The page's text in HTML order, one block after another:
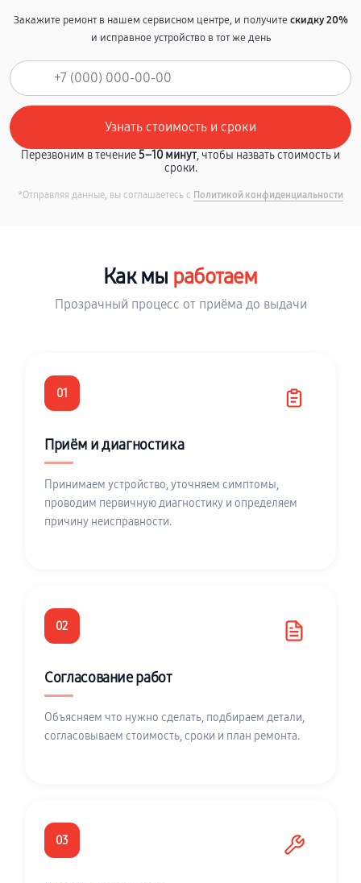
Закажите ремонт в нашем сервисном центре, и получитескидку 20%
и исправное устройство в тот же день
Перезвоним в течение5–10 минут, чтобы назвать стоимость и
сроки.
*Отправляя данные, вы соглашаетесь с Политикой конфиденциальности
Как мы работаем
Прозрачный процесс от приёма до выдачи
01
Приём и диагностика
Принимаем устройство, уточняем симптомы,
проводим первичную диагностику и определяем
причину неисправности.
02
Согласование работ
Объясняем что нужно сделать, подбираем детали,
согласовываем стоимость, сроки и план ремонта.
03